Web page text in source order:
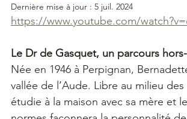
Dernière mise à jour : 5 juil. 2024
https://www.youtube.com/
Le Dr de Gasquet, un parcours
Née en 1946 à Perpignan,
vallée de l’Aude. Libre au milieu
étudie à la maison avec sa mère et